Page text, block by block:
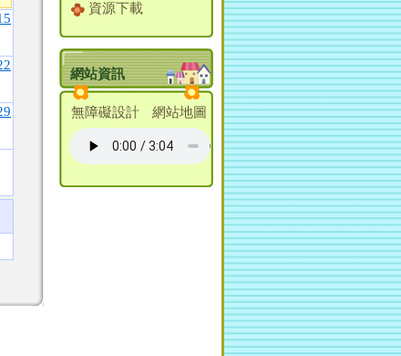
資源下載
網站資訊
無障礙設計 網站地圖